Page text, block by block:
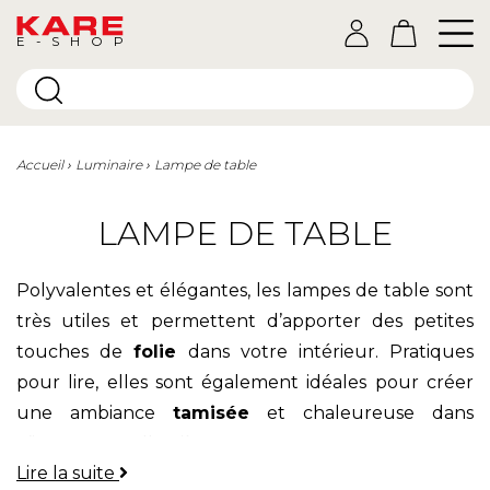
E-SHOP
Accueil Luminaire Lampe de table
LAMPE DE TABLE
Polyvalentes et élégantes, les lampes de table sont
très utiles et permettent d’apporter des petites
touches defolie dans votre intérieur. Pratiques
pour lire, elles sont également idéales pour créer
une ambiance tamisée et chaleureuse dans
Lire la suite